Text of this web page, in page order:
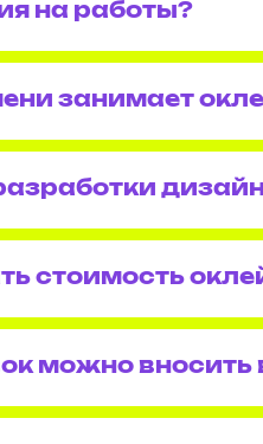
на работы?
занимает
стоимость
можно вносить